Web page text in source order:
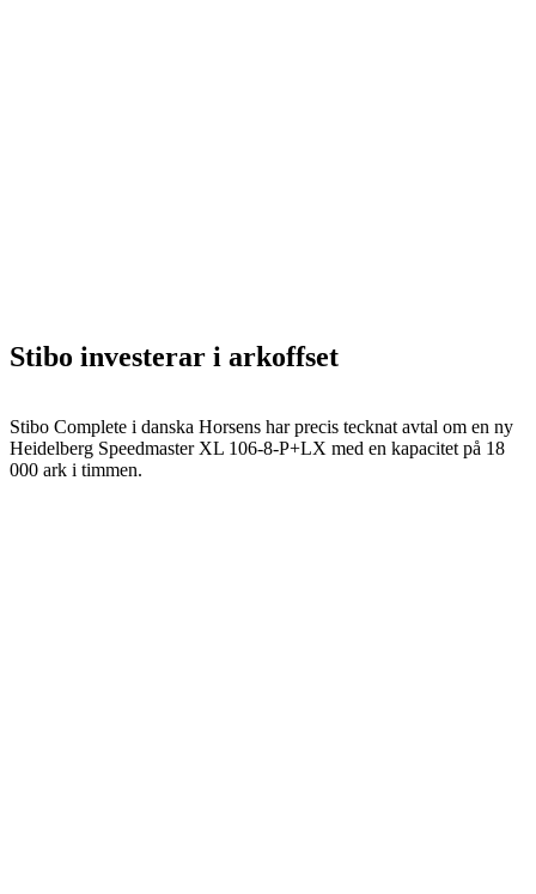
Stibo investerar i arkoffset
Stibo Complete i danska Horsens har precis tecknat avtal om en ny
Heidelberg Speedmaster XL 106-8-P+LX med en kapacitet på 18
000 ark i timmen.